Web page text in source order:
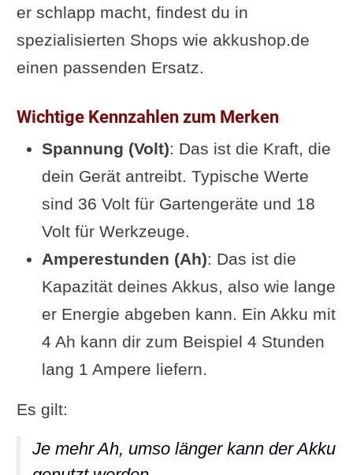
er schlapp macht, findest du in
spezialisierten Shops wie akkushop.de
einen passenden Ersatz.
Wichtige Kennzahlen zum Merken
Spannung (Volt): Das ist die Kraft, die
dein Gerät antreibt. Typische Werte
sind 36 Volt für Gartengeräte und 18
Volt für Werkzeuge.
Amperestunden (Ah): Das ist die
Kapazität deines Akkus, also wie lange
er Energie abgeben kann. Ein Akku mit
4 Ah kann dir zum Beispiel 4 Stunden
lang 1 Ampere liefern.
Es gilt:
Je mehr Ah, umso länger kann der Akku